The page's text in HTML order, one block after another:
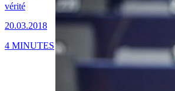
vérité
20.03.2018
4 MINUTES